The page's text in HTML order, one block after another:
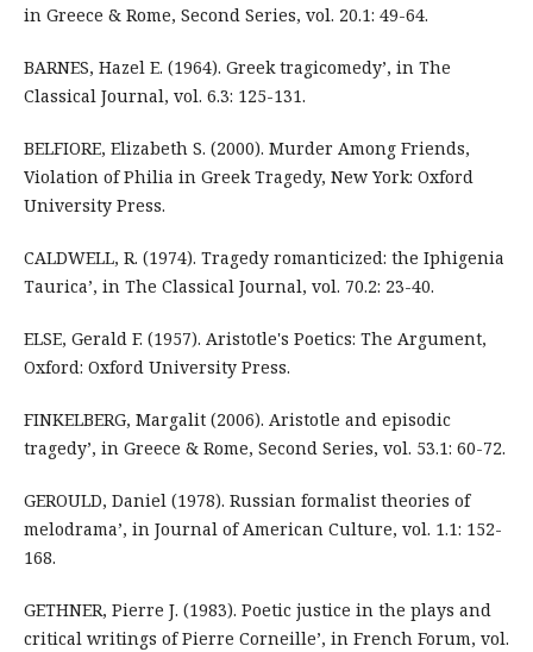
in Greece & Rome, Second Series, vol. 20.1: 49-64.
BARNES, Hazel E. (1964). Greek tragicomedy’, in The
Classical Journal, vol. 6.3: 125-131.
BELFIORE, Elizabeth S. (2000). Murder Among Friends,
Violation of Philia in Greek Tragedy, New York: Oxford
University Press.
CALDWELL, R. (1974). Tragedy romanticized: the Iphigenia
Taurica’, in The Classical Journal, vol. 70.2: 23-40.
ELSE, Gerald F. (1957). Aristotle's Poetics: The Argument,
Oxford: Oxford University Press.
FINKELBERG, Margalit (2006). Aristotle and episodic
tragedy’, in Greece & Rome, Second Series, vol. 53.1: 60-72.
GEROULD, Daniel (1978). Russian formalist theories of
melodrama’, in Journal of American Culture, vol. 1.1: 152-
168.
GETHNER, Pierre J. (1983). Poetic justice in the plays and
critical writings of Pierre Corneille’, in French Forum, vol.